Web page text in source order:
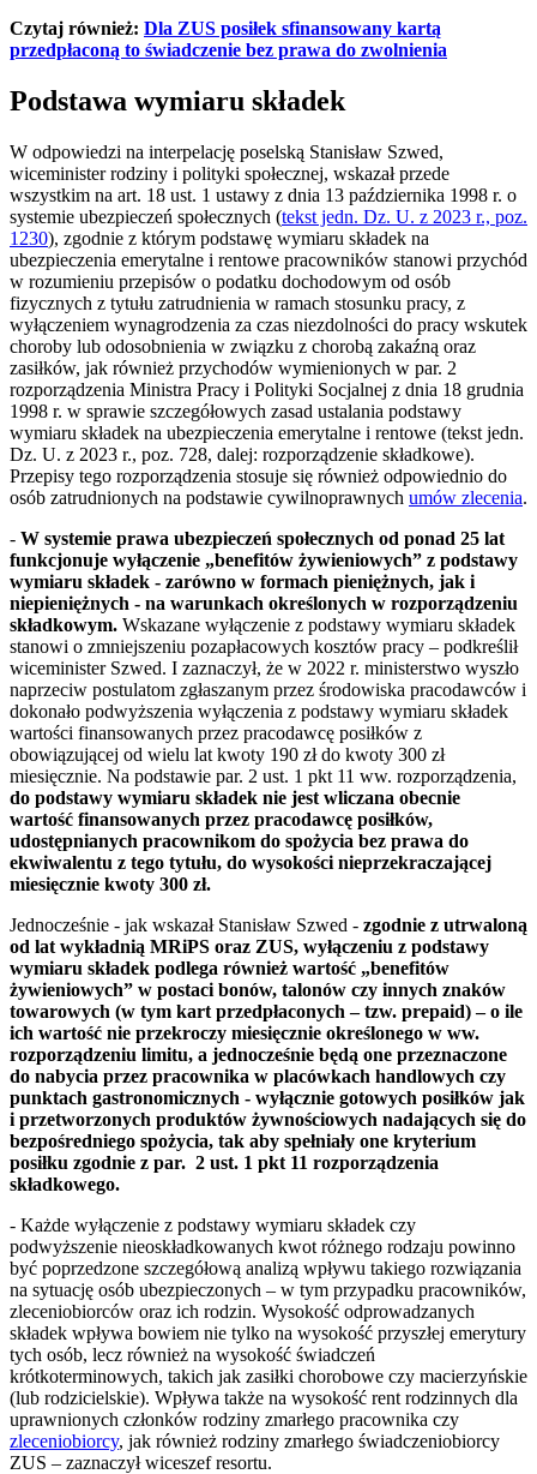
Czytaj również: Dla ZUS posiłek sfinansowany kartą
przedpłaconą to świadczenie bez prawa do zwolnienia
Podstawa wymiaru składek
W odpowiedzi na interpelację poselską Stanisław Szwed,
wiceminister rodziny i polityki społecznej, wskazał przede
wszystkim na art. 18 ust. 1 ustawy z dnia 13 października 1998 r. o
systemie ubezpieczeń społecznych (tekst jedn. Dz. U. z 2023 r., poz.
1230), zgodnie z którym podstawę wymiaru składek na
ubezpieczenia emerytalne i rentowe pracowników stanowi przychód
w rozumieniu przepisów o podatku dochodowym od osób
fizycznych z tytułu zatrudnienia w ramach stosunku pracy, z
wyłączeniem wynagrodzenia za czas niezdolności do pracy wskutek
choroby lub odosobnienia w związku z chorobą zakaźną oraz
zasiłków, jak również przychodów wymienionych w par. 2
rozporządzenia Ministra Pracy i Polityki Socjalnej z dnia 18 grudnia
1998 r. w sprawie szczegółowych zasad ustalania podstawy
wymiaru składek na ubezpieczenia emerytalne i rentowe (tekst jedn.
Dz. U. z 2023 r., poz. 728, dalej: rozporządzenie składkowe).
Przepisy tego rozporządzenia stosuje się również odpowiednio do
osób zatrudnionych na podstawie cywilnoprawnych umów zlecenia.
- W systemie prawa ubezpieczeń społecznych od ponad 25 lat
funkcjonuje wyłączenie „benefitów żywieniowych” z podstawy
wymiaru składek - zarówno w formach pieniężnych, jak i
niepieniężnych - na warunkach określonych w rozporządzeniu
składkowym. Wskazane wyłączenie z podstawy wymiaru składek
stanowi o zmniejszeniu pozapłacowych kosztów pracy – podkreślił
wiceminister Szwed. I zaznaczył, że w 2022 r. ministerstwo wyszło
naprzeciw postulatom zgłaszanym przez środowiska pracodawców i
dokonało podwyższenia wyłączenia z podstawy wymiaru składek
wartości finansowanych przez pracodawcę posiłków z
obowiązującej od wielu lat kwoty 190 zł do kwoty 300 zł
miesięcznie. Na podstawie par. 2 ust. 1 pkt 11 ww. rozporządzenia,
do podstawy wymiaru składek nie jest wliczana obecnie
wartość finansowanych przez pracodawcę posiłków,
udostępnianych pracownikom do spożycia bez prawa do
ekwiwalentu z tego tytułu, do wysokości nieprzekraczającej
miesięcznie kwoty 300 zł.
Jednocześnie - jak wskazał Stanisław Szwed - zgodnie z utrwaloną
od lat wykładnią MRiPS oraz ZUS, wyłączeniu z podstawy
wymiaru składek podlega również wartość „benefitów
żywieniowych” w postaci bonów, talonów czy innych znaków
towarowych (w tym kart przedpłaconych – tzw. prepaid) – o ile
ich wartość nie przekroczy miesięcznie określonego w ww.
rozporządzeniu limitu, a jednocześnie będą one przeznaczone
do nabycia przez pracownika w placówkach handlowych czy
punktach gastronomicznych - wyłącznie gotowych posiłków jak
i przetworzonych produktów żywnościowych nadających się do
bezpośredniego spożycia, tak aby spełniały one kryterium
posiłku zgodnie z par. 2 ust. 1 pkt 11 rozporządzenia
składkowego.
- Każde wyłączenie z podstawy wymiaru składek czy
podwyższenie nieoskładkowanych kwot różnego rodzaju powinno
być poprzedzone szczegółową analizą wpływu takiego rozwiązania
na sytuację osób ubezpieczonych – w tym przypadku pracowników,
zleceniobiorców oraz ich rodzin. Wysokość odprowadzanych
składek wpływa bowiem nie tylko na wysokość przyszłej emerytury
tych osób, lecz również na wysokość świadczeń
krótkoterminowych, takich jak zasiłki chorobowe czy macierzyńskie
(lub rodzicielskie). Wpływa także na wysokość rent rodzinnych dla
uprawnionych członków rodziny zmarłego pracownika czy
zleceniobiorcy, jak również rodziny zmarłego świadczeniobiorcy
ZUS – zaznaczył wiceszef resortu.